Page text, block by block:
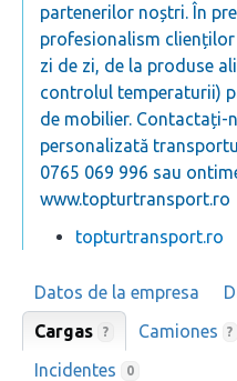
partenerilor noștri. În
profesionalism clienților
zi de zi, de la produse
controlul temperaturii)
de mobilier. Contactați-
personalizată
0765 069 996 sau
www.topturtransport.ro
topturtransport.ro
Datos de la empresa
Cargas
? Camiones ?
Incidentes 0